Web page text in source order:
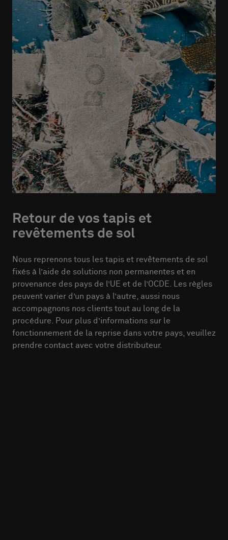
Retour de vos tapis et
revêtements de sol
Nous reprenons tous les tapis et revêtements de sol
fixés à l’aide de solutions non permanentes et en
provenance des pays de l’UE et de l’OCDE. Les règles
peuvent varier d’un pays à l’autre, aussi nous
accompagnons nos clients tout au long de la
procédure. Pour plus d’informations sur le
fonctionnement de la reprise dans votre pays, veuillez
prendre contact avec votre distributeur.